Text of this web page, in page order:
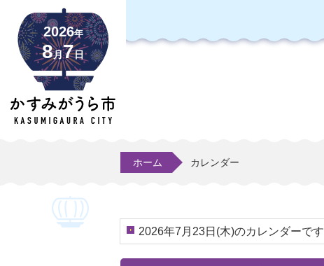
2026年
8月7日
ホーム カレンダー
2026年7月23日(木)のカレンダーです